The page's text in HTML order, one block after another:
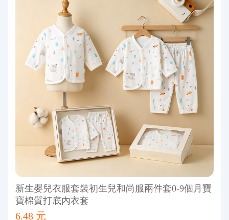
新生嬰兒衣服套裝初生兒和尚服兩件套0-9個月寶
寶棉質打底內衣套
6.48 元